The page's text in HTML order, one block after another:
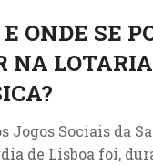
ONDE SE
NA LOTARIA
Jogos Sociais da
de Lisboa foi,